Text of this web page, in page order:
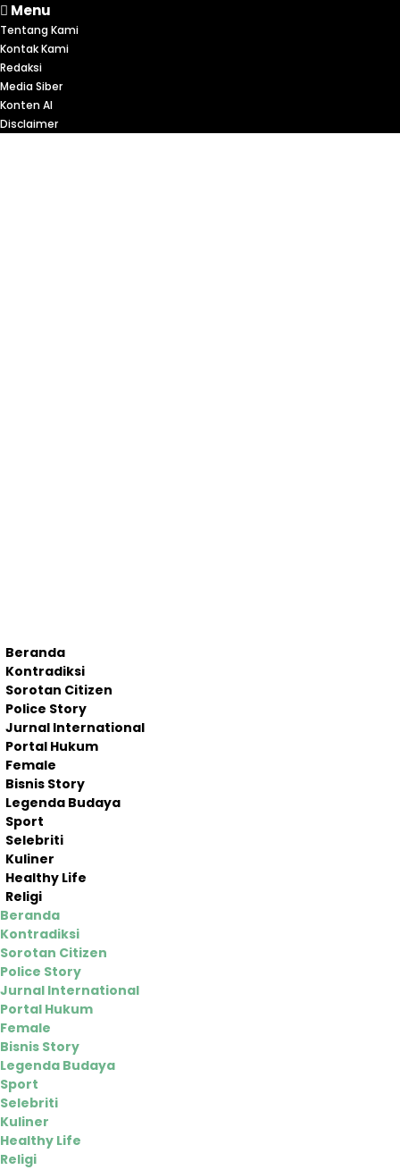
Menu
Tentang Kami
Kontak Kami
Redaksi
Media Siber
Konten AI
Disclaimer
Beranda
Kontradiksi
Sorotan Citizen
Police Story
Jurnal International
Portal Hukum
Female
Bisnis Story
Legenda Budaya
Sport
Selebriti
Kuliner
Healthy Life
Religi
Beranda
Kontradiksi
Sorotan Citizen
Police Story
Jurnal International
Portal Hukum
Female
Bisnis Story
Legenda Budaya
Sport
Selebriti
Kuliner
Healthy Life
Religi